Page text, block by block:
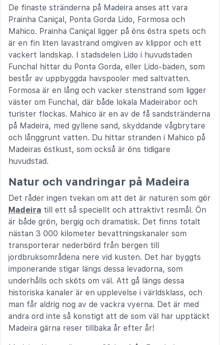
De finaste stränderna på Madeira anses att vara
Prainha Caniçal, Ponta Gorda Lido, Formosa och
Mahico. Prainha Caniçal ligger på öns östra spets och
är en fin liten lavastrand omgiven av klippor och ett
vackert landskap. I stadsdelen Lido i huvudstaden
Funchal hittar du Ponta Gorda, eller Lido-baden, som
består av uppbyggda havspooler med saltvatten.
Formosa är en lång och vacker stenstrand som ligger
väster om Funchal, där både lokala Madeirabor och
turister flockas. Mahico är en av de få sandstränderna
på Madeira, med gyllene sand, skyddande vågbrytare
och långgrunt vatten. Du hittar stranden i Mahico på
Madeiras östkust, som också är öns tidigare
huvudstad.
Natur och vandringar på Madeira
Det råder ingen tvekan om att det är naturen som gör
Madeira till ett så speciellt och attraktivt resmål. Ön
är både grön, bergig och dramatisk. Det finns totalt
nästan 3 000 kilometer bevattningskanaler som
transporterar nederbörd från bergen till
jordbruksområdena nere vid kusten. Det har byggts
imponerande stigar längs dessa levadorna, som
underhålls och sköts om väl. Att gå längs dessa
historiska kanaler är en upplevelse i världsklass, och
man får aldrig nog av de vackra vyerna. Det är med
andra ord inte så konstigt att de som väl har upptäckt
Madeira gärna reser tillbaka år efter år!